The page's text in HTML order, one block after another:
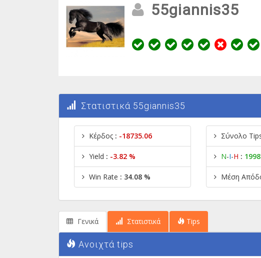
55giannis35
Στατιστικά 55giannis35
Κέρδος : -18735.06
Yield : -3.82 %
Win Rate : 34.08 %
Σύνολο
Ν-Ι-Η :
Μέση
Γενικά Στατιστικά Tips
Ανοιχτά tips